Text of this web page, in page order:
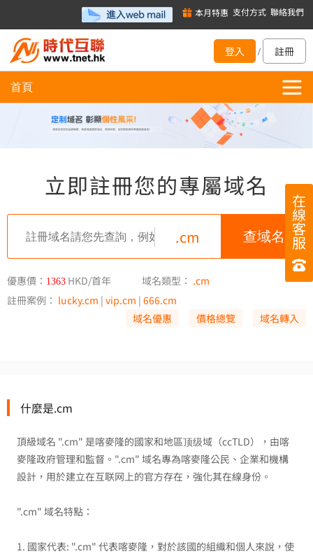
本月特惠 支付方式 聯絡我們
登入 / 註冊
在
線
客
服
首頁
立即註冊您的專屬域名
.cm
優惠價： 1363 HKD/首年 域名類型： .cm
註冊案例： lucky.cm | vip.cm | 666.cm
域名優惠
價格總覽 域名轉入
什麼是.cm
頂級域名 ".cm" 是喀麥隆的國家和地區顶级域（ccTLD），由喀
麥隆政府管理和監督。".cm" 域名專為喀麥隆公民、企業和機構
設計，用於建立在互联网上的官方存在，強化其在線身份。
".cm" 域名特點：
1. 國家代表: ".cm" 代表喀麥隆，對於該國的組織和個人來說，使